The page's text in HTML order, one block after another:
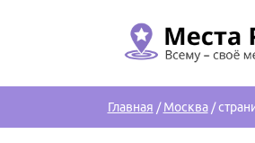
Главная /Москва/